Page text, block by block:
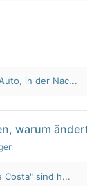
in der Nac...
warum
Costa" sind h...